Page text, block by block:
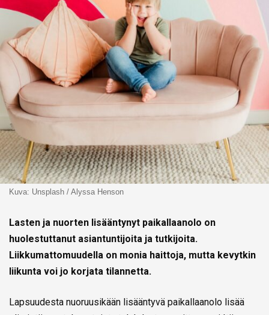
Kuva: Unsplash / Alyssa Henson
Lasten ja nuorten lisääntynyt paikallaanolo on
huolestuttanut asiantuntijoita ja tutkijoita.
Liikkumattomuudella on monia haittoja, mutta kevytkin
liikunta voi jo korjata tilannetta.
Lapsuudesta nuoruusikään lisääntyvä paikallaanolo lisää